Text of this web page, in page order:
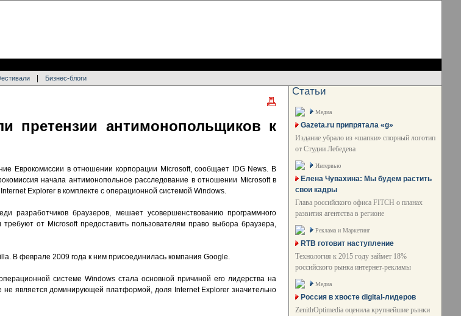
Бизнес-блоги
претензии антимонопольщиков к
Еврокомиссии в отношении корпорации Microsoft, сообщает IDG News. В
начала антимонопольное расследование в отношении Microsoft в
Explorer в комплекте с операционной системой Windows.
разработчиков браузеров, мешает усовершенствованию программного
от Microsoft предоставить пользователям право выбора браузера,
В феврале 2009 года к ним присоединилась компания Google.
системе Windows стала основной причиной его лидерства на
является доминирующей платформой, доля Internet Explorer значительно
Статьи
Медиа
Gazeta.ru припрятала «g»
Издание убрало из «шапки» спорный логотип
от Студии Лебедева
Интервью
Елена Чувахина: Мы будем растить
свои кадры
Глава российского офиса FITCH о планах
развития агентства в регионе
Реклама и Маркетинг
RTB готовит наступление
Технология к 2015 году займет 18%
российского рынка интернет-рекламы
Медиа
Россия в хвосте digital-лидеров
ZenithOptimedia оценила крупнейшие рынки